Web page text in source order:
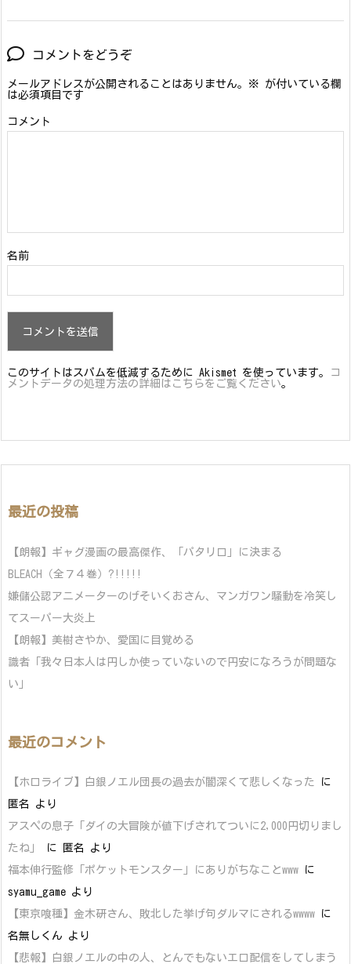
コメントをどうぞ
メールアドレスが公開されることはありません。 ※ が付いている欄
は必須項目です
コメント
名前
このサイトはスパムを低減するために Akismet を使っています。
コ
メントデータの処理方法の詳細はこちらをご覧ください。
最近の投稿
【朗報】ギャグ漫画の最高傑作、「パタリロ」に決まる
BLEACH（全７４巻）?!!!!!
嫌儲公認アニメーターのげそいくおさん、マンガワン騒動を冷笑し
てスーパー大炎上
【朗報】美樹さやか、愛国に目覚める
識者「我々日本人は円しか使っていないので円安になろうが問題な
い」
最近のコメント
【ホロライブ】白銀ノエル団長の過去が闇深くて悲しくなった
に
匿名
より
アスペの息子「ダイの大冒険が値下げされてついに2,000円切りまし
たね」
に 匿名
より
福本伸行監修「ポケットモンスター」にありがちなことwww に
syamu_game より
【東京喰種】金木研さん、敗北した挙げ句ダルマにされるwwww に
名無しくん より
【悲報】白銀ノエルの中の人、とんでもないエロ配信をしてしまう